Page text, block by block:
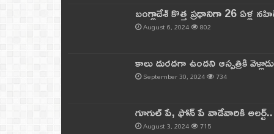
బంగ్లాదేశ్ కొత్త ప్రధానిగా 26 ఏళ్ల
August 6, 2024 802
కాలు దురదగా ఉందని ఆస్పత్రికి
September 30, 2024 734
గూగుల్ పే, ఫోన్ పే వాడేవారికి
August 3, 2024 715